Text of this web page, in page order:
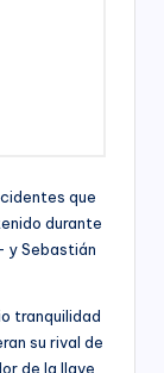
que
durante
y Sebastián
tranquilidad
su rival de
de la llave